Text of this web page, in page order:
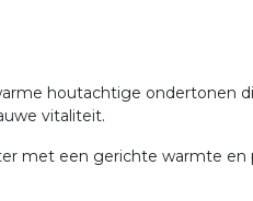
houtachtige ondertonen
vitaliteit.
met een gerichte warmte en